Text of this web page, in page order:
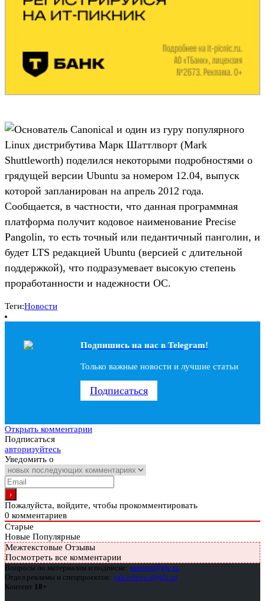
Основатель Canonical и один из гуру популярного
Linux дистрибутива Марк Шаттлворт (Mark
Shuttleworth) поделился некоторыми подробностями о
грядущей версии Ubuntu за номером 12.04, выпуск
которой запланирован на апрель 2012 года.
Сообщается, в частности, что данная программная
платформа получит кодовое наименование Precise
Pangolin, то есть точный или педантичный панголин, и
будет LTS редакцией Ubuntu (версией с длительной
поддержкой), что подразумевает высокую степень
проработанности и надежности ОС.
Теги:Новости
Подпишись на наc в Telegram!
Только важные новости и лучшие статьи
Подписаться
Открыть комментарии
Подписаться
авторизуйтесь
Уведомить о
Пожалуйста, войдите, чтобы прокомментировать
0 комментариев
Старые
Новые Популярные
Межтекстовые Отзывы
Посмотреть все комментарии
Вопросы по материалам и подписке: support@glc.ru
Отдел рекламы и спецпроектов: yakovleva.a@glc.ru
Контент 18+